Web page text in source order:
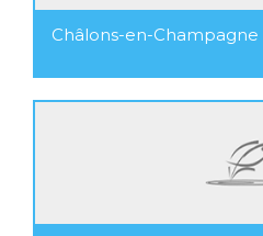
Châlons-en-Champagne